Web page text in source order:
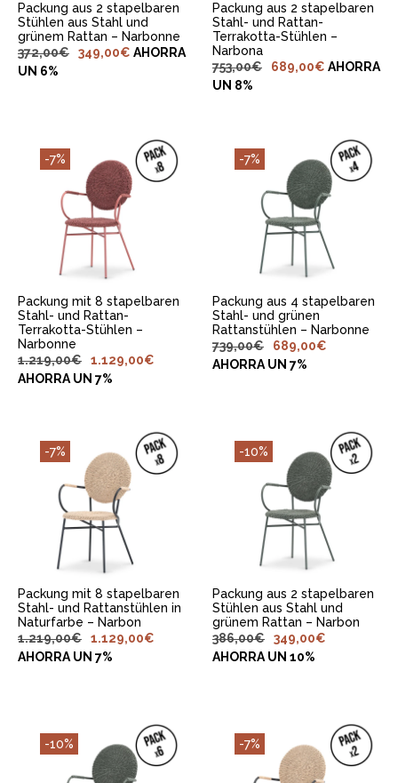
Packung aus 2 stapelbaren
Stühlen aus Stahl und
grünem Rattan – Narbonne
372,00€ 349,00€ AHORRA
UN 6%
Packung aus 2 stapelbaren
Stahl- und Rattan-
Terrakotta-Stühlen –
Narbona
753,00€ 689,00€ AHORRA
UN 8%
-7%
IN DEN
WARENKORB
LEGEN
Packung mit 8 stapelbaren
Stahl- und Rattan-
Terrakotta-Stühlen –
Narbonne
1.219,00€ 1.129,00€
AHORRA UN 7%
-7%
IN DEN
WARENKORB
LEGEN
Packung aus 4 stapelbaren
Stahl- und grünen
Rattanstühlen – Narbonne
739,00€ 689,00€
AHORRA UN 7%
-7%
IN DEN
WARENKORB
LEGEN
Packung mit 8 stapelbaren
Stahl- und Rattanstühlen in
Naturfarbe – Narbon
1.219,00€ 1.129,00€
AHORRA UN 7%
-10%
IN DEN
WARENKORB
LEGEN
Packung aus 2 stapelbaren
Stühlen aus Stahl und
grünem Rattan – Narbon
386,00€ 349,00€
AHORRA UN 10%
-10%
IN DEN
-7%
IN DEN